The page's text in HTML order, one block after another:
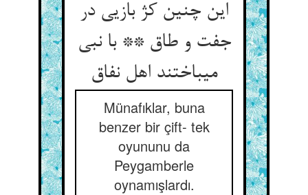
این چنین کژ بازیی در
جفت و طاق ** با نبی
می‏باختند اهل نفاق‏
Münafıklar, buna
benzer bir çift- tek
oyununu da
Peygamberle
oynamışlardı.